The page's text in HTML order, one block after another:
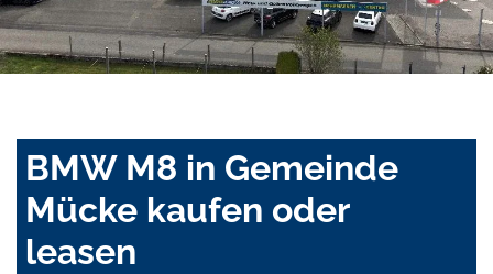
BMW M8 in Gemeinde
Mücke kaufen oder
leasen